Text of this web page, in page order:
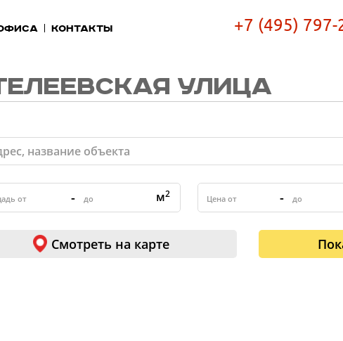
Контакты +7 (495) 797-
УЛИЦА
- м2 -
Смотреть на карте